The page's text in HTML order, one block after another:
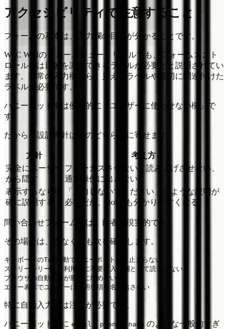
アクセシビリティで注意すること
フォームの基本は、入力欄の目的が分かることです。
W3C WAIのフォームチュートリアルでも、フォームコント
ロールには目的を識別できるラベルが必要だと説明されてい
ます。通常の入力欄なら、見えるラベルや適切に関連付けた
ラベルが必要です。
ハニーポット欄は例外的に「ユーザーに使わせない欄」で
す。
だから、設計方針は次のどちらかに寄せます。
方針
考え方
完全にユーザー
から隠す
フォーカスさせない、読み上げさせない、
通常操作に出さない
表示するなら明
確に説明する
「入力しないでください」のような説明が
必要だが、Botにも分かりやすくなる
問い合わせフォームでは、前者が現実的です。
その場合は、少なくとも次を確認します。
キーボードのTab移動でハニーポット欄に止まらない
スクリーンリーダー利用時に不要な入力欄として読まれない
ブラウザの自動入力が勝手に埋めない
特に自動入力には注意が必要です。
ハニーポット欄に email phone name のような一般的すぎ